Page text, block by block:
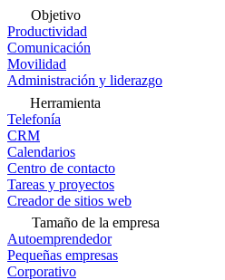
Objetivo
Productividad
Comunicación
Movilidad
Administración y liderazgo
Herramienta
Telefonía
CRM
Calendarios
Centro de contacto
Tareas y proyectos
Creador de sitios web
Tamaño de la empresa
Autoemprendedor
Pequeñas empresas
Corporativo